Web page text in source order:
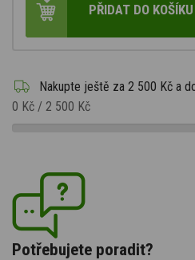
PŘIDAT DO KOŠÍKU
Nakupte ještě za 2 500 Kč a
0 Kč / 2 500 Kč
Potřebujete poradit?